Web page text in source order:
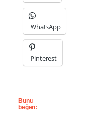
WhatsApp
Pinterest
Bunu
beğen: